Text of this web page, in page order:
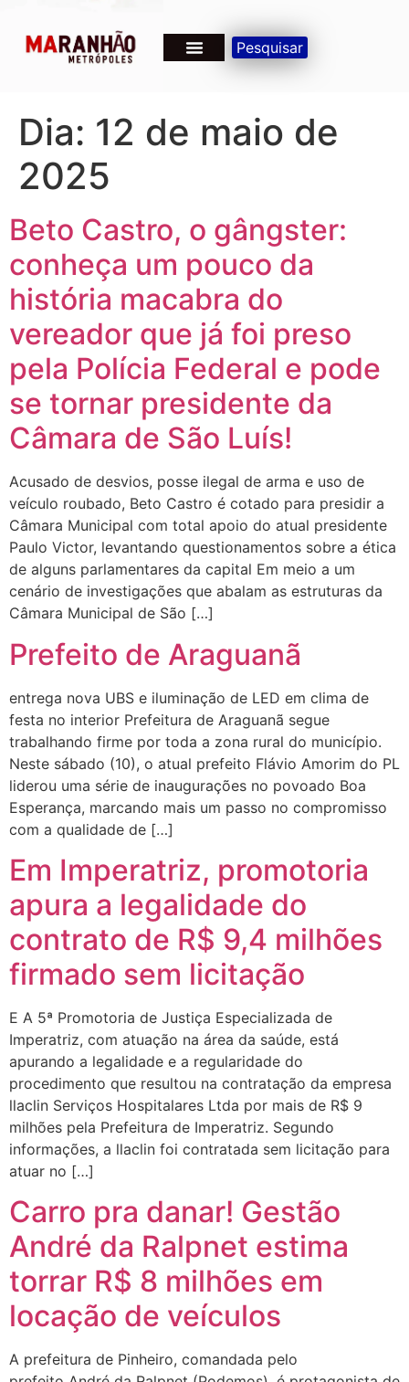
Pesquisar
Dia: 12 de maio de
2025
Beto Castro, o gângster:
conheça um pouco da
história macabra do
vereador que já foi preso
pela Polícia Federal e pode
se tornar presidente da
Câmara de São Luís!
Acusado de desvios, posse ilegal de arma e uso de
veículo roubado, Beto Castro é cotado para presidir a
Câmara Municipal com total apoio do atual presidente
Paulo Victor, levantando questionamentos sobre a ética
de alguns parlamentares da capital Em meio a um
cenário de investigações que abalam as estruturas da
Câmara Municipal de São […]
Prefeito de Araguanã
entrega nova UBS e iluminação de LED em clima de
festa no interior Prefeitura de Araguanã segue
trabalhando firme por toda a zona rural do município.
Neste sábado (10), o atual prefeito Flávio Amorim do PL
liderou uma série de inaugurações no povoado Boa
Esperança, marcando mais um passo no compromisso
com a qualidade de […]
Em Imperatriz, promotoria
apura a legalidade do
contrato de R$ 9,4 milhões
firmado sem licitação
E A 5ª Promotoria de Justiça Especializada de
Imperatriz, com atuação na área da saúde, está
apurando a legalidade e a regularidade do
procedimento que resultou na contratação da empresa
llaclin Serviços Hospitalares Ltda por mais de R$ 9
milhões pela Prefeitura de Imperatriz. Segundo
informações, a llaclin foi contratada sem licitação para
atuar no […]
Carro pra danar! Gestão
André da Ralpnet estima
torrar R$ 8 milhões em
locação de veículos
A prefeitura de Pinheiro, comandada pelo